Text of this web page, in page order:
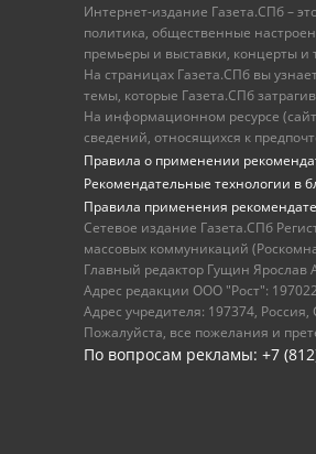
Интернет-издание Газета.СПб –
политика, общественные
премьеры и выставки, концерты и
На страницах Газета.СПб вы
темы, которые Газета.СПб
На информационном ресурсе
сведений, относящихся к
Правила о применении
Рекомендательные технологии в
Правила применения
Сетевое издание Газета.СПб
массовых коммуникаций
Главный редактор Гущин Ярослав
Адрес редакции ООО "Рост":
Адрес учредителя: 197374,
Пожалуйста, все пожелания и
По вопросам рекламы: +7